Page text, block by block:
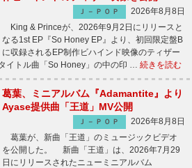
Ｊ－ＰＯＰ
2026年8月8日
King & Princeが、2026年9月2日にリリースと
なる1st EP『So Honey EP』より、初回限定盤B
に収録されるEP制作ビハインド映像のティザー
トル曲「So Honey」の中の印 … 続きを読む
葛葉、ミニアルバム『Adamantite』より
Ayase提供曲「王道」MV公開
Ｊ－ＰＯＰ
2026年8月8日
葛葉が、新曲「王道」のミュージックビデオ
を公開した。 新曲「王道」は、2026年7月29
日にリリースされたニューミニアルバム